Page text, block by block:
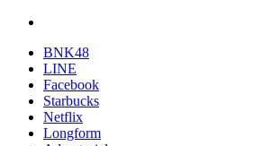
BNK48
LINE
Facebook
Starbucks
Netflix
Longform